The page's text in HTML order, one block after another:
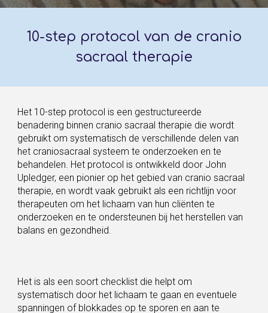
10-step protocol van de cranio
sacraal therapie
Het 10-step protocol is een gestructureerde
benadering binnen cranio sacraal therapie die wordt
gebruikt om systematisch de verschillende delen van
het craniosacraal systeem te onderzoeken en te
behandelen. Het protocol is ontwikkeld door John
Upledger, een pionier op het gebied van cranio sacraal
therapie, en wordt vaak gebruikt als een richtlijn voor
therapeuten om het lichaam van hun cliënten te
onderzoeken en te ondersteunen bij het herstellen van
balans en gezondheid.
Het is als een soort checklist die helpt om
systematisch door het lichaam te gaan en eventuele
spanningen of blokkades op te sporen en aan te